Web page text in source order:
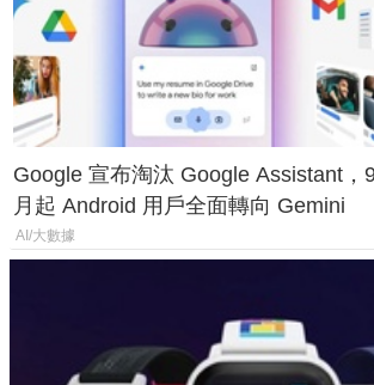
Google 宣布淘汰 Google Assistant，
月起 Android 用戶全面轉向 Gemini
AI/大數據